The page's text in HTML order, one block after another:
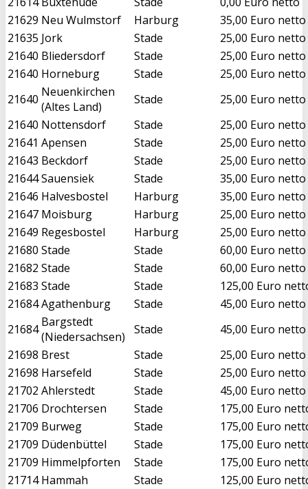
21629 Neu Wulmstorf Harburg
35,00 Euro netto
21635 Jork Stade
25,00 Euro netto
21640 Bliedersdorf Stade
25,00 Euro netto
21640 Horneburg Stade
25,00 Euro netto
21640 Neuenkirchen
(Altes Land)
Stade
25,00 Euro netto
21640 Nottensdorf Stade
25,00 Euro netto
21641 Apensen Stade
25,00 Euro netto
21643 Beckdorf Stade
25,00 Euro netto
21644Sauensiek Stade
35,00 Euro netto
21646 Halvesbostel Harburg
35,00 Euro netto
21647 Moisburg Harburg
25,00 Euro netto
21649 Regesbostel Harburg
25,00 Euro netto
21680 Stade Stade
60,00 Euro netto
21682 Stade Stade
60,00 Euro netto
21683 Stade Stade
125,00 Euro
21684Agathenburg Stade
45,00 Euro netto
21684 Bargstedt
(Niedersachsen)
Stade
45,00 Euro netto
21698 Brest Stade
25,00 Euro netto
21698 Harsefeld Stade
25,00 Euro netto
21702 Ahlerstedt Stade
45,00 Euro netto
21706 Drochtersen Stade
175,00 Euro
21709 Burweg Stade
175,00 Euro
21709 Düdenbüttel Stade
175,00 Euro
21709 Himmelpforten Stade
175,00 Euro
21714 Hammah Stade
125,00 Euro